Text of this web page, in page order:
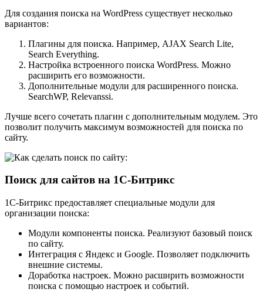
Для создания поиска на WordPress существует несколько
вариантов:
Плагины для поиска. Например, AJAX Search Lite,
Search Everything.
Настройка встроенного поиска WordPress. Можно
расширить его возможности.
Дополнительные модули для расширенного поиска.
SearchWP, Relevanssi.
Лучше всего сочетать плагин с дополнительным модулем. Это
позволит получить максимум возможностей для поиска по
сайту.
Поиск для сайтов на 1С-Битрикс
1С-Битрикс предоставляет специальные модули для
организации поиска:
Модули компоненты поиска. Реализуют базовый поиск
по сайту.
Интеграция с Яндекс и Google. Позволяет подключить
внешние системы.
Доработка настроек. Можно расширить возможности
поиска с помощью настроек и событий.